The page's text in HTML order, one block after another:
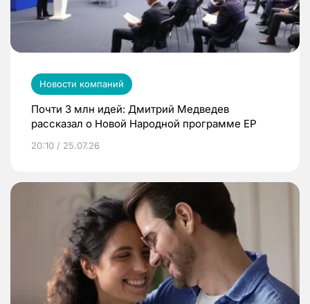
Новости компаний
Почти 3 млн идей: Дмитрий Медведев
рассказал о Новой Народной программе ЕР
20:10 / 25.07.26